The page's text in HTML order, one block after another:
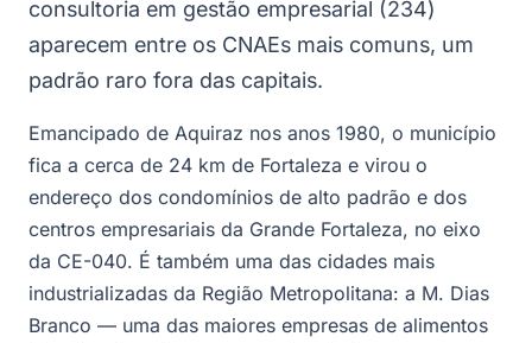
consultoria em gestão empresarial (234)
aparecem entre os CNAEs mais comuns, um
padrão raro fora das capitais.
Emancipado de Aquiraz nos anos 1980, o município
fica a cerca de 24 km de Fortaleza e virou o
endereço dos condomínios de alto padrão e dos
centros empresariais da Grande Fortaleza, no eixo
da CE-040. É também uma das cidades mais
industrializadas da Região Metropolitana: a M. Dias
Branco — uma das maiores empresas de alimentos